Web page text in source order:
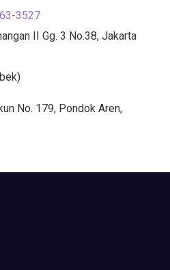
3527
II Gg. 3 No.38, Jakarta
No. 179, Pondok Aren,